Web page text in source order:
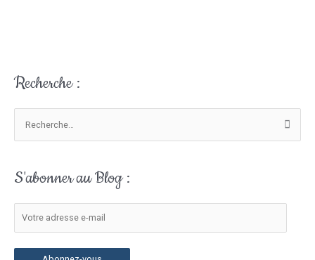
Recherche :
h
c
h
S'abonner au Blog :
V
d
r